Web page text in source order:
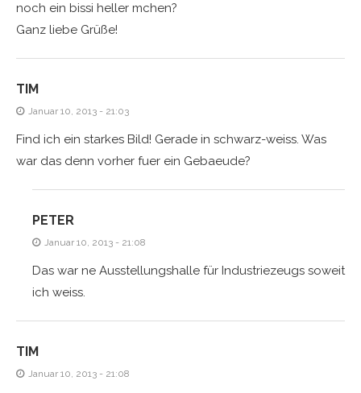
noch ein bissi heller mchen?
Ganz liebe Grüße!
TIM
Januar 10, 2013 - 21:03
Find ich ein starkes Bild! Gerade in schwarz-weiss. Was
war das denn vorher fuer ein Gebaeude?
PETER
Januar 10, 2013 - 21:08
Das war ne Ausstellungshalle für Industriezeugs soweit
ich weiss.
TIM
Januar 10, 2013 - 21:08